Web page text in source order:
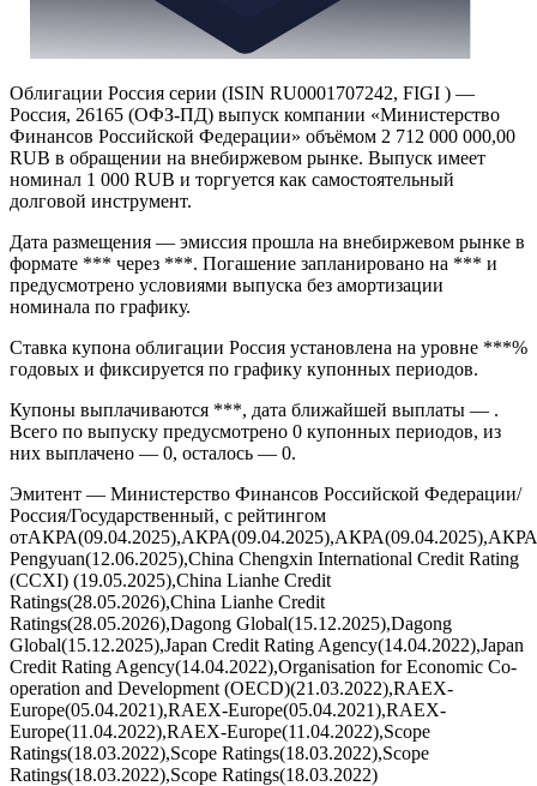
Облигации Россия серии (ISIN RU0001707242, FIGI ) —
Россия, 26165 (ОФЗ-ПД) выпуск компании «Министерство
Финансов Российской Федерации» объёмом 2 712 000 000,00
RUB в обращении на внебиржевом рынке. Выпуск имеет
номинал 1 000 RUB и торгуется как самостоятельный
долговой инструмент.
Дата размещения — эмиссия прошла на внебиржевом рынке в
формате *** через ***. Погашение запланировано на *** и
предусмотрено условиями выпуска без амортизации
номинала по графику.
Ставка купона облигации Россия установлена на уровне ***%
годовых и фиксируется по графику купонных периодов.
Купоны выплачиваются ***, дата ближайшей выплаты — .
Всего по выпуску предусмотрено 0 купонных периодов, из
них выплачено — 0, осталось — 0.
Эмитент — Министерство Финансов Российской Федерации/
Россия/Государственный, с рейтингом
Pengyuan(12.06.2025),China Chengxin International Credit Rating
(CCXI) (19.05.2025),China Lianhe Credit
Ratings(28.05.2026),China Lianhe Credit
Ratings(28.05.2026),Dagong Global(15.12.2025),Dagong
Global(15.12.2025),Japan Credit Rating Agency(14.04.2022),Japan
Credit Rating Agency(14.04.2022),Organisation for Economic Co-
operation and Development (OECD)(21.03.2022),RAEX-
Europe(05.04.2021),RAEX-Europe(05.04.2021),RAEX-
Europe(11.04.2022),RAEX-Europe(11.04.2022),Scope
Ratings(18.03.2022),Scope Ratings(18.03.2022),Scope
Ratings(18.03.2022),Scope Ratings(18.03.2022)